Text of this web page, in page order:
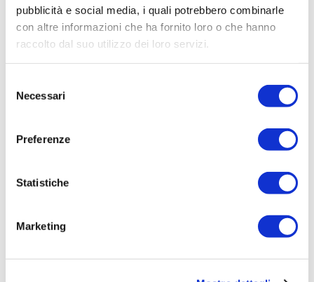
pubblicità e social media, i quali potrebbero combinarle
con altre informazioni che ha fornito loro o che hanno
raccolto dal suo utilizzo dei loro servizi.
delNecessari
Preferenze
Statistiche
Marketing
Aggiudicatario Nome:
NESPRESSO ITALIANA SPA - cod. fisc.
12886180152
Importo Aggiudicazione: